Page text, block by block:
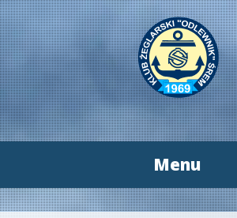
Menu
Przeskocz
do